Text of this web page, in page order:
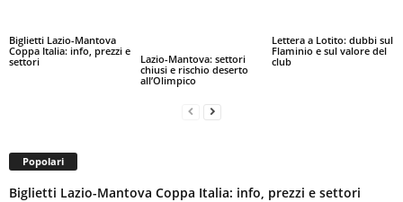
Biglietti Lazio-Mantova
Coppa Italia: info, prezzi e
settori
Lazio-Mantova: settori
chiusi e rischio deserto
all’Olimpico
Lettera a Lotito: dubbi sul
Flaminio e sul valore del
club
Popolari
Biglietti Lazio-Mantova Coppa Italia: info, prezzi e settori